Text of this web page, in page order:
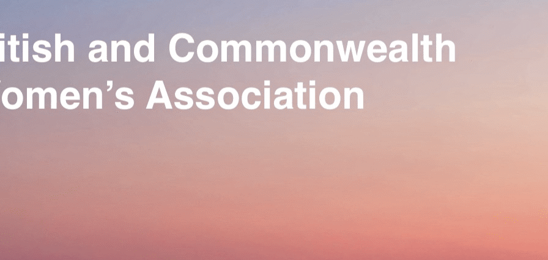
Exporter uniquement les colonnes affichées
Ajoutez un logo, un bouton, des réseaux sociaux